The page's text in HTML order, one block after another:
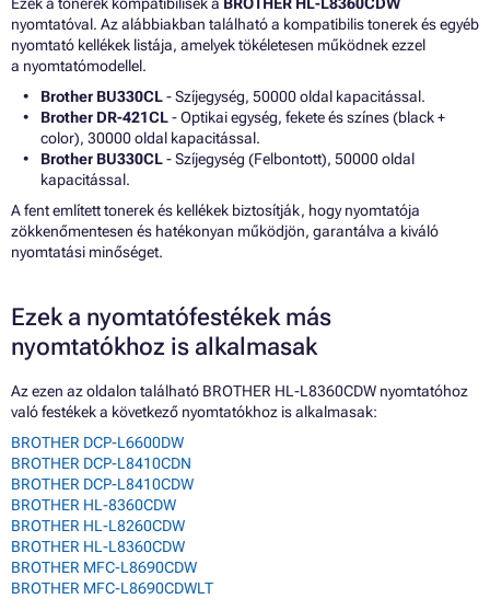
Ezek a tonerek kompatibilisek a BROTHER HL-L8360CDW
nyomtatóval. Az alábbiakban található a kompatibilis tonerek és egyéb
nyomtató kellékek listája, amelyek tökéletesen működnek ezzel
a nyomtatómodellel.
Brother BU330CL- Szíjegység, 50000 oldal kapacitással.
Brother DR-421CL- Optikai egység, fekete és színes (black +
color), 30000 oldal kapacitással.
Brother BU330CL- Szíjegység (Felbontott), 50000 oldal
kapacitással.
A fent említett tonerek és kellékek biztosítják, hogy nyomtatója
zökkenőmentesen és hatékonyan működjön, garantálva a kiváló
nyomtatási minőséget.
Ezek a nyomtatófestékek más
nyomtatókhoz is alkalmasak
Az ezen az oldalon található BROTHER HL-L8360CDW nyomtatóhoz
való festékek a következő nyomtatókhoz is alkalmasak:
BROTHER DCP-L6600DW
BROTHER DCP-L8410CDN
BROTHER DCP-L8410CDW
BROTHER HL-8360CDW
BROTHER HL-L8260CDW
BROTHER HL-L8360CDW
BROTHER MFC-L8690CDW
BROTHER MFC-L8690CDWLT